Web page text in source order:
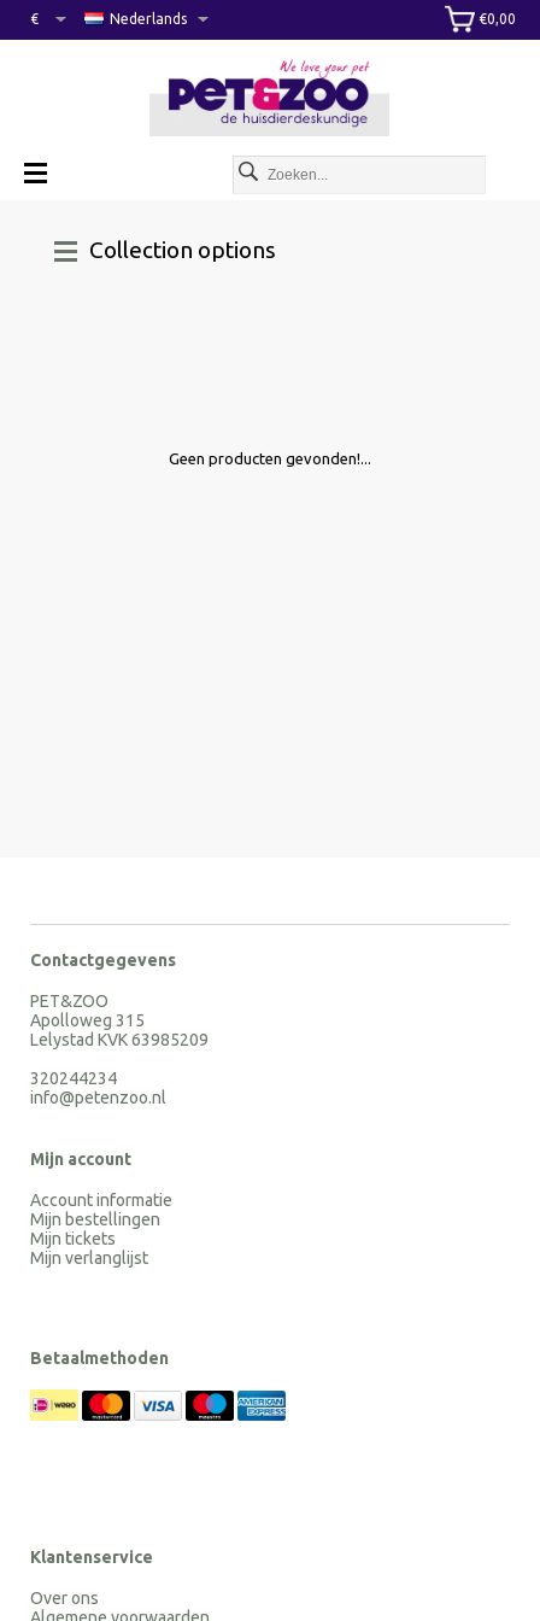
€0,00
Nederlands
€
Collection options
Geen producten gevonden!...
Contactgegevens
PET&ZOO
Apolloweg 315
Lelystad KVK 63985209
320244234
info@petenzoo.nl
Mijn account
Account informatie
Mijn bestellingen
Mijn tickets
Mijn verlanglijst
Betaalmethoden
Klantenservice
Over ons